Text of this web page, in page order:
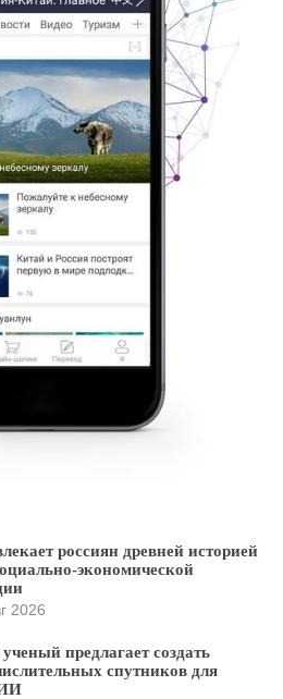
россиян древней историей
экономической
2026
предлагает создать
спутников для
ИИ